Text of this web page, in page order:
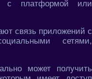
с платформой или
связь приложений с
сетями,
может получить